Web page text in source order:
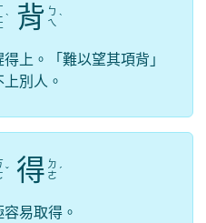
ˋ 背 ㄅ
ㄟ ˋ
上。「難以望其項背」
別人。
ˇ 得 ㄉ
ㄜ ˊ
易取得。